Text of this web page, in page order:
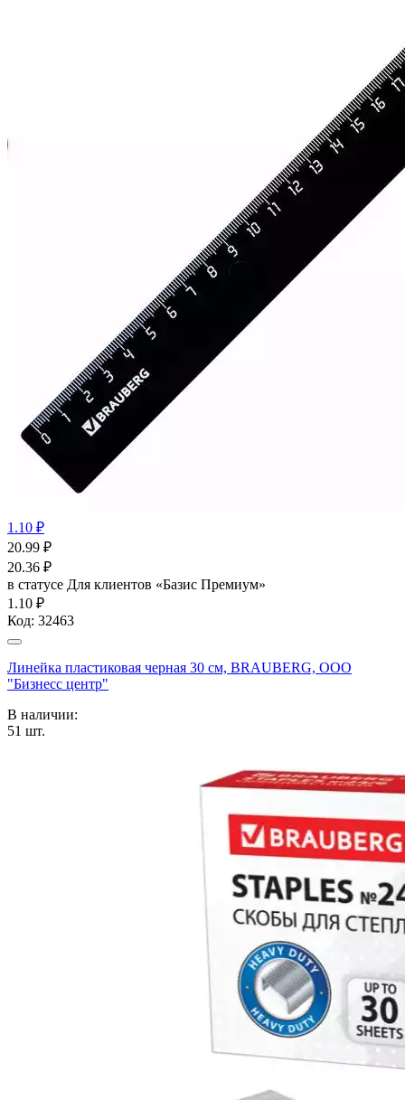
1.10 ₽
20.99 ₽
20.36 ₽
в статусе Для клиентов «Базис Премиум»
1.10 ₽
Код: 32463
Линейка пластиковая черная 30 см, BRAUBERG, ООО
"Бизнесс центр"
В наличии:
51 шт.